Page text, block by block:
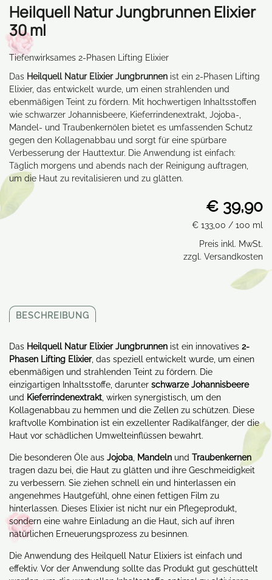
Heilquell Natur Jungbrunnen Elixier
30 ml
Tiefenwirksames 2-Phasen Lifting Elixier
Das Heilquell Natur Elixier Jungbrunnen ist ein 2-Phasen Lifting
Elixier, das entwickelt wurde, um einen strahlenden und
ebenmäßigen Teint zu fördern. Mit hochwertigen Inhaltsstoffen
wie schwarzer Johannisbeere, Kieferrindenextrakt, Jojoba-,
Mandel- und Traubenkernölen bietet es umfassenden Schutz
gegen den Kollagenabbau und sorgt für eine spürbare
Verbesserung der Hauttextur. Die Anwendung ist einfach:
Täglich morgens und abends nach der Reinigung auftragen,
um die Haut zu revitalisieren und zu glätten.
€ 39,90
€ 133,00 / 100 ml
Preis inkl. MwSt.
zzgl. Versandkosten
BESCHREIBUNG
Das Heilquell Natur Elixier Jungbrunnen ist ein innovatives 2-
Phasen Lifting Elixier, das speziell entwickelt wurde, um einen
ebenmäßigen und strahlenden Teint zu fördern. Die
einzigartigen Inhaltsstoffe, darunter schwarze Johannisbeere
und Kieferrindenextrakt , wirken synergistisch, um den
Kollagenabbau zu hemmen und die Zellen zu schützen. Diese
kraftvolle Kombination ist ein exzellenter Radikalfänger, der die
Haut vor schädlichen Umwelteinflüssen bewahrt.
Die besonderen Öle aus Jojoba Mandeln und Traubenkernen
tragen dazu bei, die Haut zu glätten und ihre Geschmeidigkeit
zu verbessern. Sie ziehen schnell ein und hinterlassen ein
angenehmes Hautgefühl, ohne einen fettigen Film zu
hinterlassen. Dieses Elixier ist nicht nur ein Pflegeprodukt,
sondern eine wahre Einladung an die Haut, sich auf ihren
natürlichen Erneuerungsprozess zu besinnen.
Die Anwendung des Heilquell Natur Elixiers ist einfach und
effektiv. Vor der Anwendung sollte das Produkt gut geschüttelt